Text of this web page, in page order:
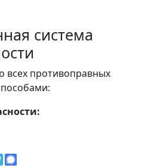
система
противоправных